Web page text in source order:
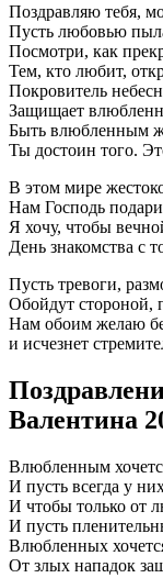
Поздравляю тебя,
Пусть любовью
Посмотри, как
Тем, кто любит,
Покровитель
Защищает
Быть влюбленным
Ты достоин того.
В этом мире
Нам Господь
Я хочу, чтобы
День знакомства с
Пусть тревоги,
Обойдут стороной,
Нам обоим желаю
и исчезнет
Валентина
Влюбленным
И пусть всегда у
И чтобы только от
И пусть
Влюбленных
От злых нападок